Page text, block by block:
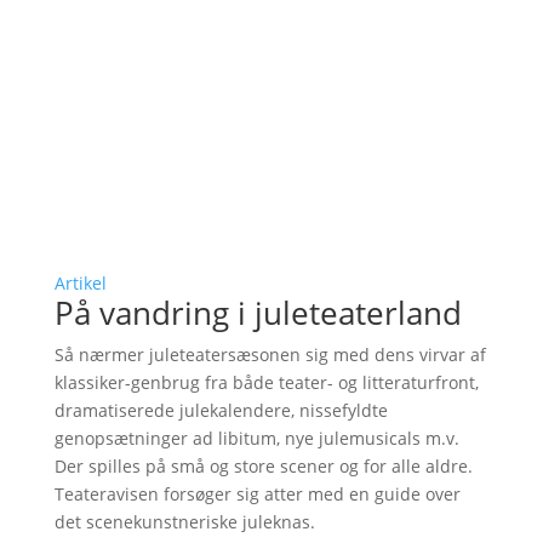
Artikel
På vandring i juleteaterland
Så nærmer juleteatersæsonen sig med dens virvar af
klassiker-genbrug fra både teater- og litteraturfront,
dramatiserede julekalendere, nissefyldte
genopsætninger ad libitum, nye julemusicals m.v.
Der spilles på små og store scener og for alle aldre.
Teateravisen forsøger sig atter med en guide over
det scenekunstneriske juleknas.